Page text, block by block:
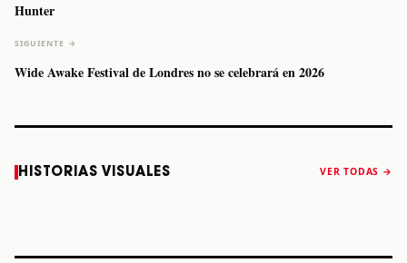
Hunter
SIGUIENTE →
Wide Awake Festival de Londres no se celebrará en 2026
HISTORIAS VISUALES VER TODAS →
a Monterrey el
Staiti, guitarrista
anuncia “Reality